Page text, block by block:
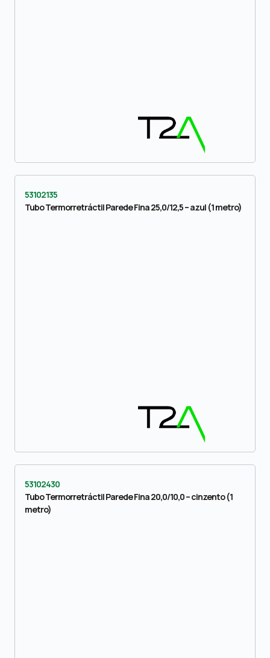
53102135
Tubo Termorretráctil Parede Fina 25,0/12,5 – azul (1 metro)
53102430
Tubo Termorretráctil Parede Fina 20,0/10,0 – cinzento (1
metro)